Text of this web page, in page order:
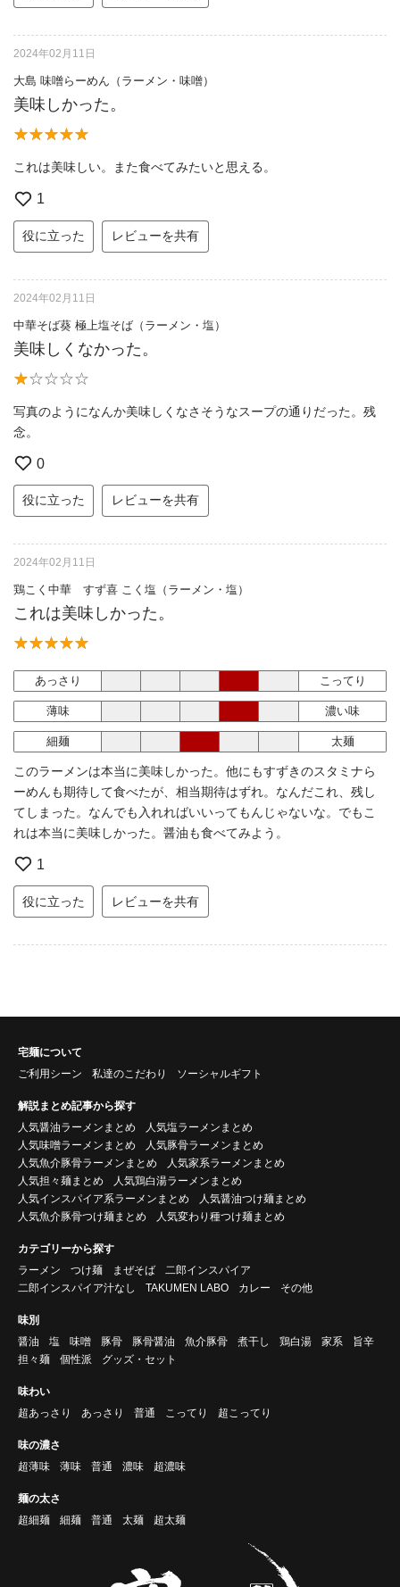
2024年02月11日
大島 味噌らーめん（ラーメン・味噌）
美味しかった。
これは美味しい。また食べてみたいと思える。
1
役に立った レビューを共有
2024年02月11日
中華そば葵 極上塩そば（ラーメン・塩）
美味しくなかった。
写真のようになんか美味しくなさそうなスープの通りだった。残
念。
0
役に立った レビューを共有
2024年02月11日
鶏こく中華 すず喜 こく塩（ラーメン・塩）
これは美味しかった。
あっさり こってり
薄味 濃い味
細麺 太麺
このラーメンは本当に美味しかった。他にもすずきのスタミナら
ーめんも期待して食べたが、相当期待はずれ。なんだこれ、残し
てしまった。なんでも入れればいいってもんじゃないな。でもこ
れは本当に美味しかった。醤油も食べてみよう。
1
役に立った レビューを共有
宅麺について
ご利用シーン
私達のこだわり ソーシャルギフト
解説まとめ記事から探す
人気醤油ラーメンまとめ
人気塩ラーメンまとめ
人気味噌ラーメンまとめ
人気豚骨ラーメンまとめ
人気魚介豚骨ラーメンまとめ
人気家系ラーメンまとめ
人気担々麺まとめ
人気鶏白湯ラーメンまとめ
人気インスパイア系ラーメンまとめ
人気醤油つけ麺まとめ
人気魚介豚骨つけ麺まとめ
人気変わり種つけ麺まとめ
カテゴリーから探す
ラーメン
つけ麺 まぜそば
二郎インスパイア
二郎インスパイア汁なし
TAKUMEN LABO カレー その他
味別
醤油
塩 味噌 豚骨 豚骨醤油 魚介豚骨 煮干し 鶏白湯 家系
旨辛
担々麺
個性派 グッズ・セット
味わい
超あっさり
あっさり 普通 こってり 超こってり
味の濃さ
超薄味
薄味 普通 濃味 超濃味
麺の太さ
超細麺
細麺 普通 太麺 超太麺